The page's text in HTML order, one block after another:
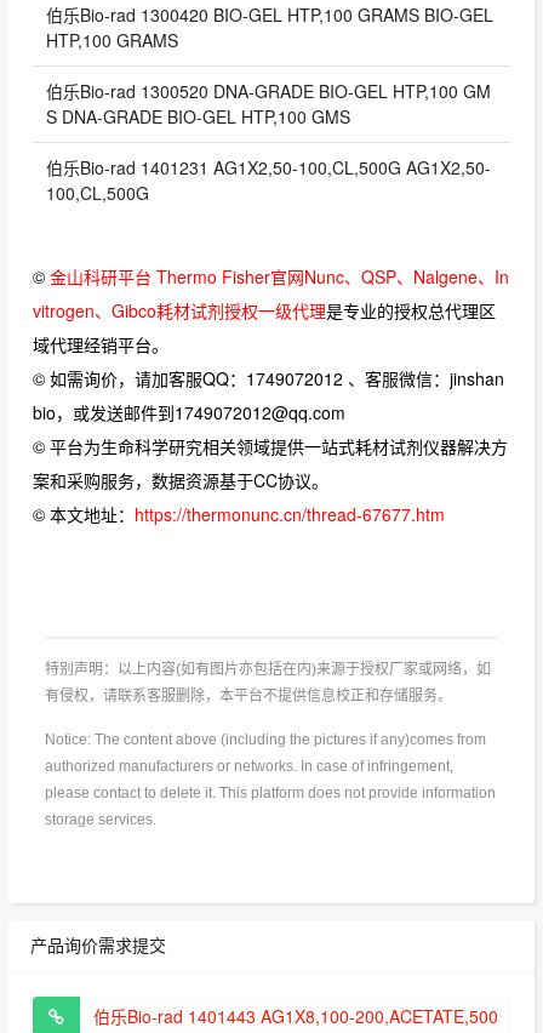
伯乐Bio-rad 1300420 BIO-GEL HTP,100 GRAMS BIO-GEL
HTP,100 GRAMS
伯乐Bio-rad 1300520 DNA-GRADE BIO-GEL HTP,100 GM
S DNA-GRADE BIO-GEL HTP,100 GMS
伯乐Bio-rad 1401231 AG1X2,50-100,CL,500G AG1X2,50-
100,CL,500G
© 金山科研平台 Thermo Fisher官网Nunc、QSP、Nalgene、In
vitrogen、Gibco耗材试剂授权一级代理是专业的授权总代理区
域代理经销平台。
© 如需询价，请加客服QQ：1749072012 、客服微信：jinshan
bio，或发送邮件到1749072012@qq.com
© 平台为生命科学研究相关领域提供一站式耗材试剂仪器解决方
案和采购服务，数据资源基于CC协议。
© 本文地址： https://thermonunc.cn/thread-67677.htm
特别声明：以上内容(如有图片亦包括在内)来源于授权厂家或网络，如
有侵权，请联系客服删除，本平台不提供信息校正和存储服务。
Notice: The content above (including the pictures if any)comes from
authorized manufacturers or networks. In case of infringement,
please contact to delete it. This platform does not provide information
storage services.
产品询价需求提交